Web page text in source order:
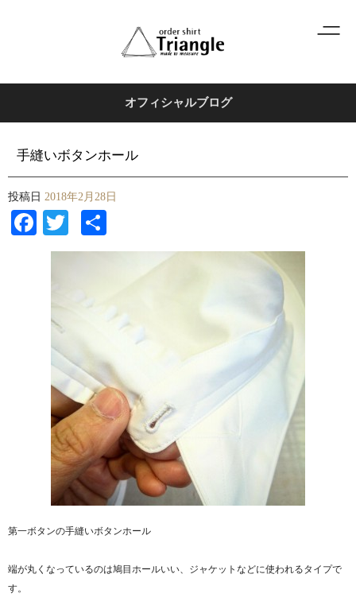
オフィシャルブログ
手縫いボタンホール
投稿日 2018年2月28日
Facebook
Twitter
有
第一ボタンの手縫いボタンホール
端が丸くなっているのは鳩目ホールいい、ジャケットなどに使われるタイプで
す。